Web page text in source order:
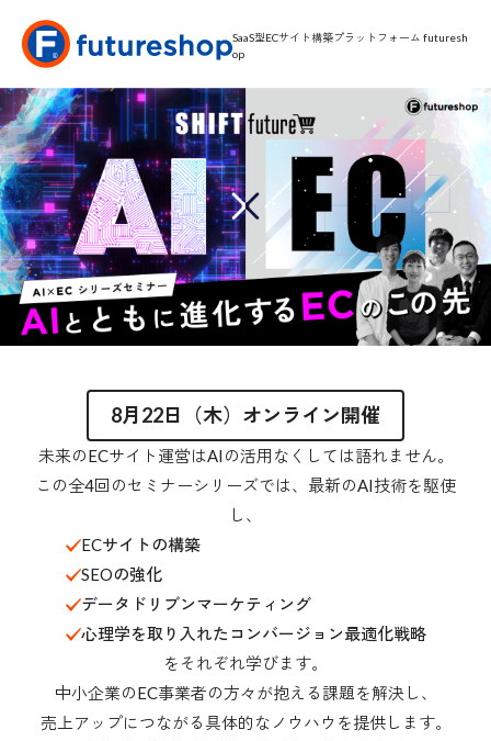
SaaS型ECサイト構築プラットフォーム futuresh
op
8月22日（木）オンライン開催
未来のECサイト運営はAIの活用なくしては語れません。
この全4回のセミナーシリーズでは、最新のAI技術を駆使
し、
ECサイトの構築
SEOの強化
データドリブンマーケティング
心理学を取り入れたコンバージョン最適化戦略
をそれぞれ学びます。
中小企業のEC事業者の方々が抱える課題を解決し、
売上アップにつながる具体的なノウハウを提供します。